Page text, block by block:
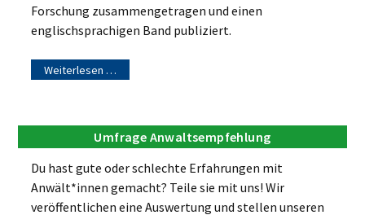
Forschung zusammengetragen und einen
englischsprachigen Band publiziert.
Weiterlesen …
Umfrage Anwaltsempfehlung
Du hast gute oder schlechte Erfahrungen mit
Anwält*innen gemacht? Teile sie mit uns! Wir
veröffentlichen eine Auswertung und stellen unseren